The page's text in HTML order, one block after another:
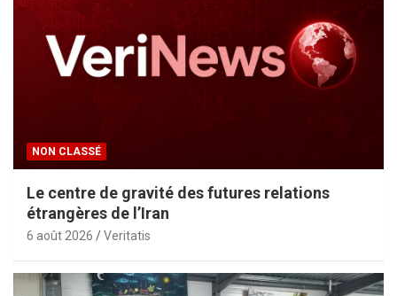
NON CLASSÉ
Le centre de gravité des futures relations
étrangères de l’Iran
6 août 2026 Veritatis